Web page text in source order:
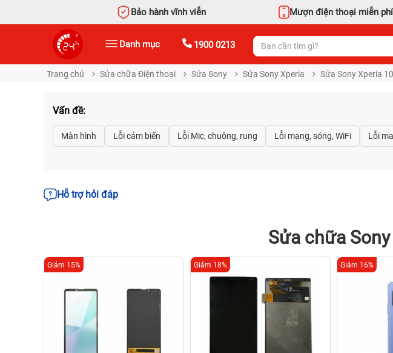
Bảo hành vĩnh viễn Mượn điện thoại miễn phí
Danh mục 1900 0213
Trang chủ Sửa chữa Điện thoại Sửa Sony Sửa Sony Xperia Sửa Sony Xperia 10
Vấn đề:
Hỗ trợ hỏi đáp
Sửa chữa
Giảm 15% Giảm 18% Giảm 16%